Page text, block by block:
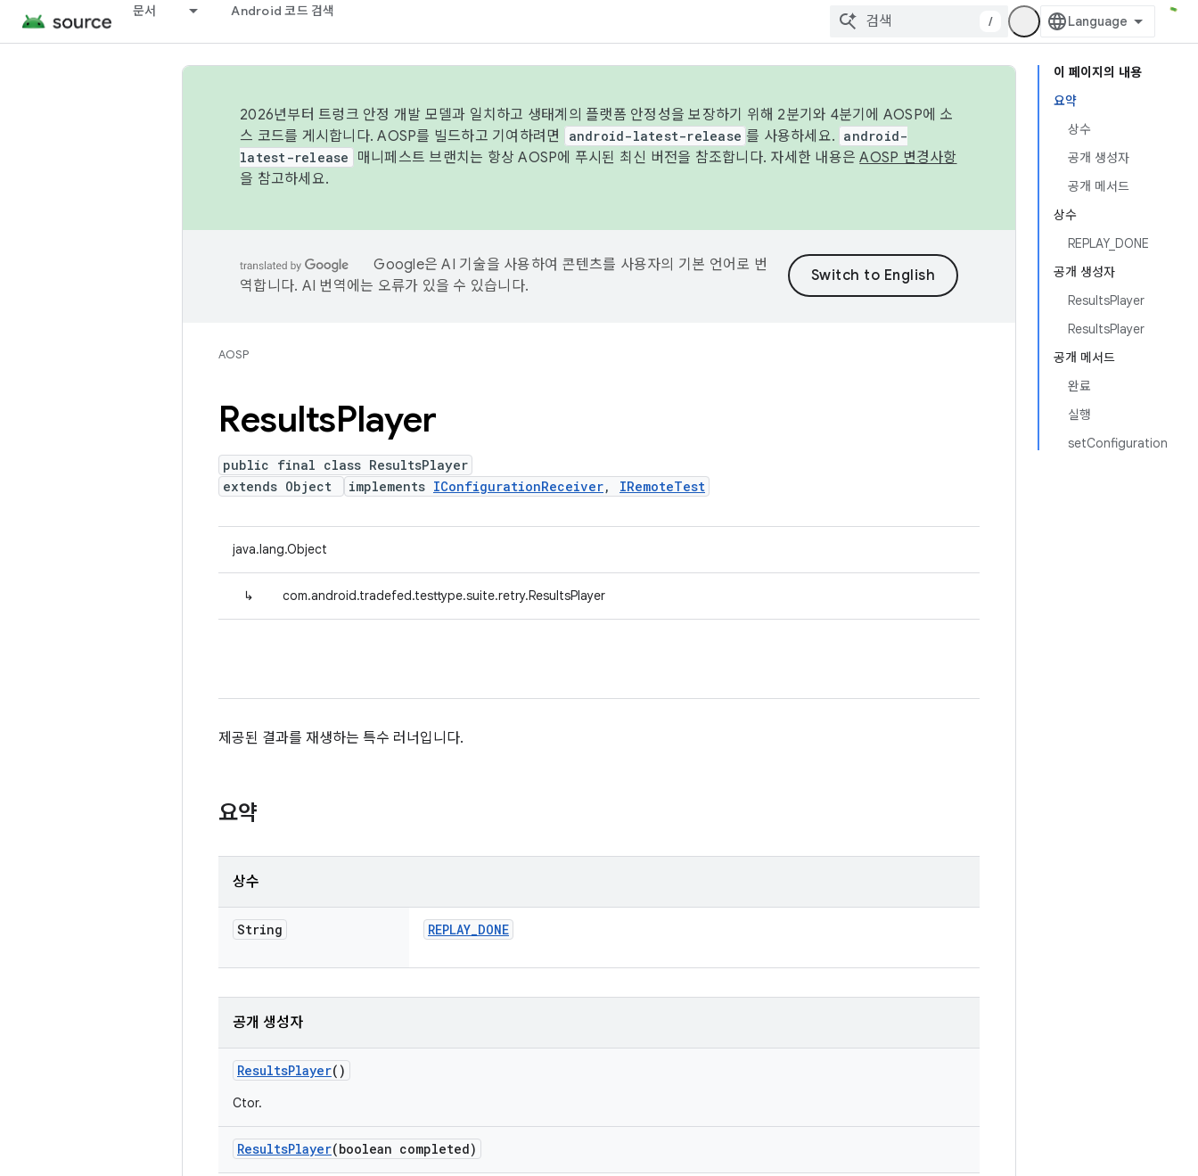
문서 Android 코드 검색
/
이 페이지의 내용
요약
상수
공개 생성자
공개 메서드
상수
REPLAY_DONE
공개 생성자
ResultsPlayer
ResultsPlayer
공개 메서드
완료
실행
setConfiguration
2026년부터 트렁크 안정 개발 모델과 일치하고 생태계의 플랫폼 안정성을 보장하기 위해 2분기와 4분기에 AOSP에 소
스 코드를 게시합니다. AOSP를 빌드하고 기여하려면
android-latest-release 를 사용하세요. android-
latest-release
매니페스트 브랜치는 항상 AOSP에 푸시된 최신 버전을 참조합니다. 자세한 내용은AOSP 변경사항
을 참고하세요.
Google은 AI 기술을 사용하여 콘텐츠를 사용자의 기본 언어로 번
역합니다. AI 번역에는 오류가 있을 수 있습니다.
AOSP
ResultsPlayer
public final class ResultsPlayer
extends Object
implements IConfigurationReceiver, IRemoteTest
java.lang.Object
↳ com.android.tradefed.testtype.suite.retry.ResultsPlayer
제공된 결과를 재생하는 특수 러너입니다.
요약
상수
String REPLAY_DONE
공개 생성자
ResultsPlayer()
Ctor.
ResultsPlayer(boolean completed)